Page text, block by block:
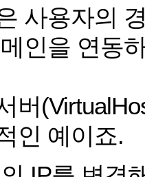
사용자의
인을 연동
버
인 예이죠.